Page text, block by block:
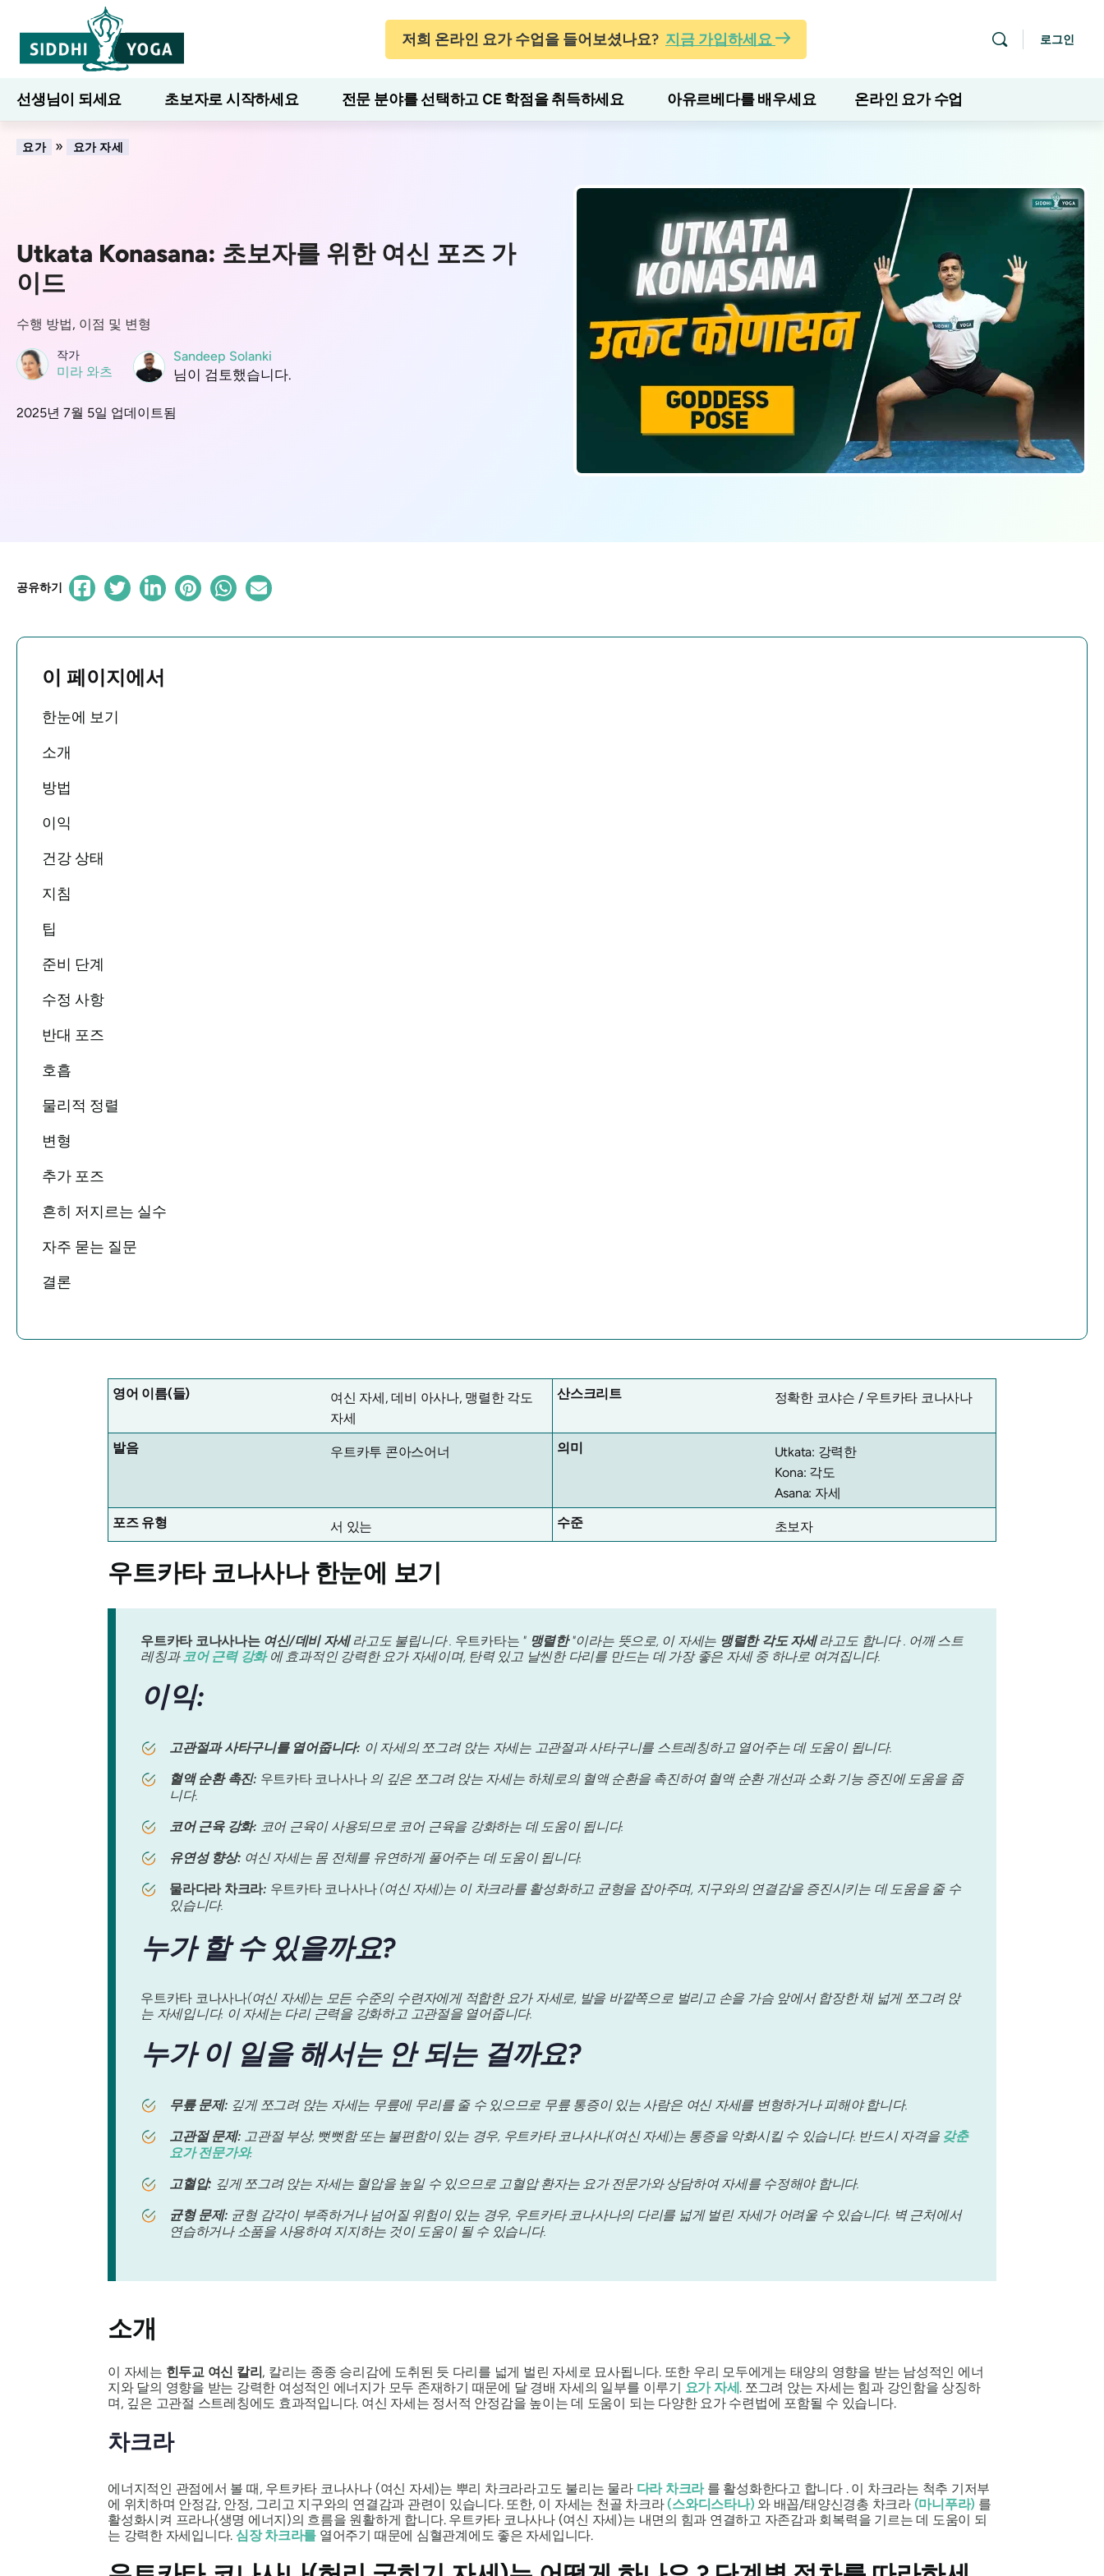
저희 온라인 요가 수업을 들어보셨나요? 지금 가입하세요 로그인
선생님이 되세요 초보자로 시작하세요 전문 분야를 선택하고 CE 학점을 취득하세요 아유르베다를 배우세요 온라인 요가 수업
7일간의 웰니스
요가 » 요가 자세
Utkata Konasana: 초보자를 위한 여신 포즈 가
이드
수행 방법, 이점 및 변형
작가
미라 와츠
Sandeep Solanki
님이 검토했습니다.
2025년 7월 5일 업데이트됨
공유하기
이 페이지에서
한눈에 보기
소개
방법
이익
건강 상태
지침
팁
준비 단계
수정 사항
반대 포즈
호흡
물리적 정렬
변형
추가 포즈
흔히 저지르는 실수
자주 묻는 질문
결론
영어 이름(들)
여신 자세, 데비 아사나, 맹렬한 각도
자세
산스크리트 정확한 코샤슨 / 우트카타 코나사나
발음 우트카투 콘아스어너 의미
Utkata: 강력한
Kona: 각도
Asana: 자세
포즈 유형
서 있는 수준 초보자
우트카타 코나사나한눈에 보기
우트카타 코나사나는 여신/데비 자세라고도 불립니다 . 우트카타는 " 맹렬한"이라는 뜻으로, 이 자세는 맹렬한 각도 자세라고도 합니다 . 어깨 스트
레칭과코어 근력 강화에 효과적인 강력한 요가 자세이며, 탄력 있고 날씬한 다리를 만드는 데 가장 좋은 자세 중 하나로 여겨집니다.
이익:
고관절과 사타구니를 열어줍니다: 이 자세의 쪼그려 앉는 자세는 고관절과 사타구니를 스트레칭하고 열어주는 데 도움이 됩니다.
혈액 순환 촉진: 우트카타 코나사나의 깊은 쪼그려 앉는 자세는 하체로의 혈액 순환을 촉진하여 혈액 순환 개선과 소화 기능 증진에 도움을 줍
니다.
코어 근육 강화: 코어 근육이 사용되므로 코어 근육을 강화하는 데 도움이 됩니다.
유연성 향상: 여신 자세는 몸 전체를 유연하게 풀어주는 데 도움이 됩니다.
물라다라 차크라: 우트카타 코나사나(여신 자세)는 이 차크라를 활성화하고 균형을 잡아주며, 지구와의 연결감을 증진시키는 데 도움을 줄 수
있습니다.
누가 할 수 있을까요?
우트카타 코나사나(여신 자세)는 모든 수준의 수련자에게 적합한 요가 자세로, 발을 바깥쪽으로 벌리고 손을 가슴 앞에서 합장한 채 넓게 쪼그려 앉
는 자세입니다. 이 자세는 다리 근력을 강화하고 고관절을 열어줍니다.
누가 이 일을 해서는 안 되는 걸까요?
무릎 문제: 깊게 쪼그려 앉는 자세는 무릎에 무리를 줄 수 있으므로 무릎 통증이 있는 사람은 여신 자세를 변형하거나 피해야 합니다.
고관절 문제: 고관절 부상, 뻣뻣함 또는 불편함이 있는 경우, 우트카타 코나사나(여신 자세)는 통증을 악화시킬 수 있습니다. 반드시 자격을 갖춘
요가 전문가와.
고혈압: 깊게 쪼그려 앉는 자세는 혈압을 높일 수 있으므로 고혈압 환자는 요가 전문가와 상담하여 자세를 수정해야 합니다.
균형 문제: 균형 감각이 부족하거나 넘어질 위험이 있는 경우, 우트카타 코나사나의 다리를 넓게 벌린 자세가 어려울 수 있습니다. 벽 근처에서
연습하거나 소품을 사용하여 지지하는 것이 도움이 될 수 있습니다.
소개
이 자세는 힌두교 여신 칼리, 칼리는 종종 승리감에 도취된 듯 다리를 넓게 벌린 자세로 묘사됩니다. 또한 우리 모두에게는 태양의 영향을 받는 남성적인 에너
지와 달의 영향을 받는 강력한 여성적인 에너지가 모두 존재하기 때문에 달 경배 자세의 일부를 이루기 요가 자세. 쪼그려 앉는 자세는 힘과 강인함을 상징하
며, 깊은 고관절 스트레칭에도 효과적입니다. 여신 자세는 정서적 안정감을 높이는 데 도움이 되는 다양한 요가 수련법에 포함될 수 있습니다.
차크라
에너지적인 관점에서 볼 때, 우트카타 코나사나 (여신 자세)는 뿌리 차크라라고도 불리는 물라 다라 차크라를 활성화한다고 합니다 . 이 차크라는 척추 기저부
에 위치하며 안정감, 안정, 그리고 지구와의 연결감과 관련이 있습니다. 또한, 이 자세는 천골 차크라(스와디스타나) 와 배꼽/태양신경총 차크라 (마니푸라) 를
활성화시켜 프라나(생명 에너지)의 흐름을 원활하게 합니다. 우트카타 코나사나(여신 자세)는 내면의 힘과 연결하고 자존감과 회복력을 기르는 데 도움이 되
는 강력한 자세입니다. 심장 차크라를 열어주기 때문에 심혈관계에도 좋은 자세입니다.